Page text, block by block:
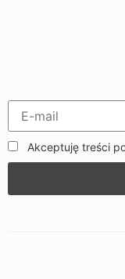
Akceptuję treści